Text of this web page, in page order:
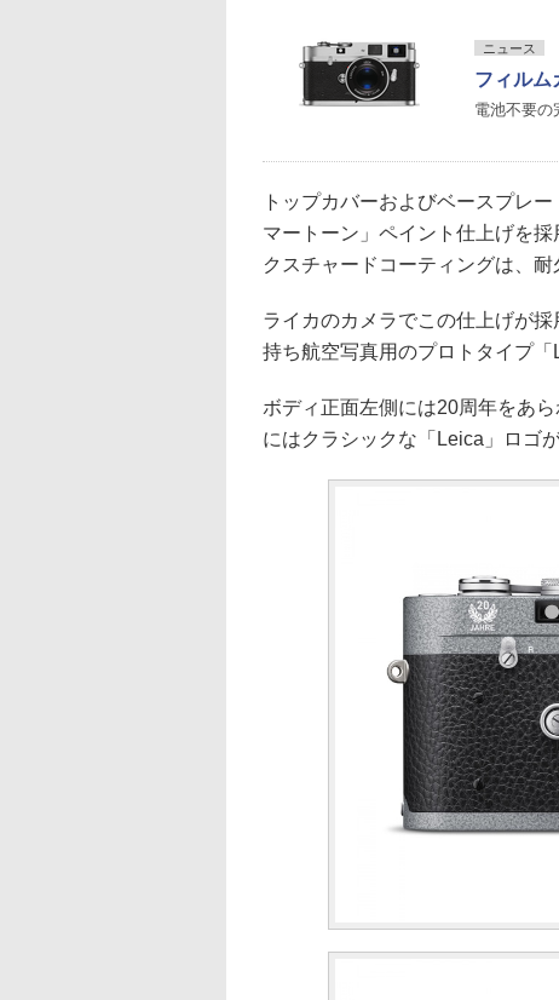
ニュース
フィルム
電池不要
トップカバーおよびベースプレ
マートーン」ペイント仕上げを
クスチャードコーティングは、
ライカのカメラでこの仕上げが
持ち航空写真用のプロトタイプ「
ボディ正面左側には20周年をあ
にはクラシックな「Leica」ロゴ